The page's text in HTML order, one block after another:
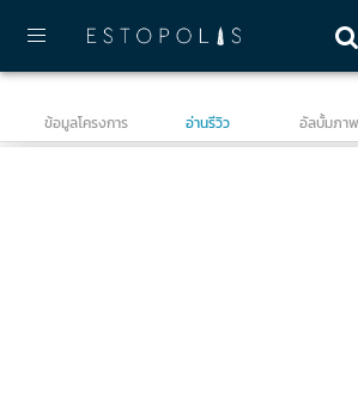
ข้อมูลโครงการ อ่านรีวิว อัลบั้มภาพ